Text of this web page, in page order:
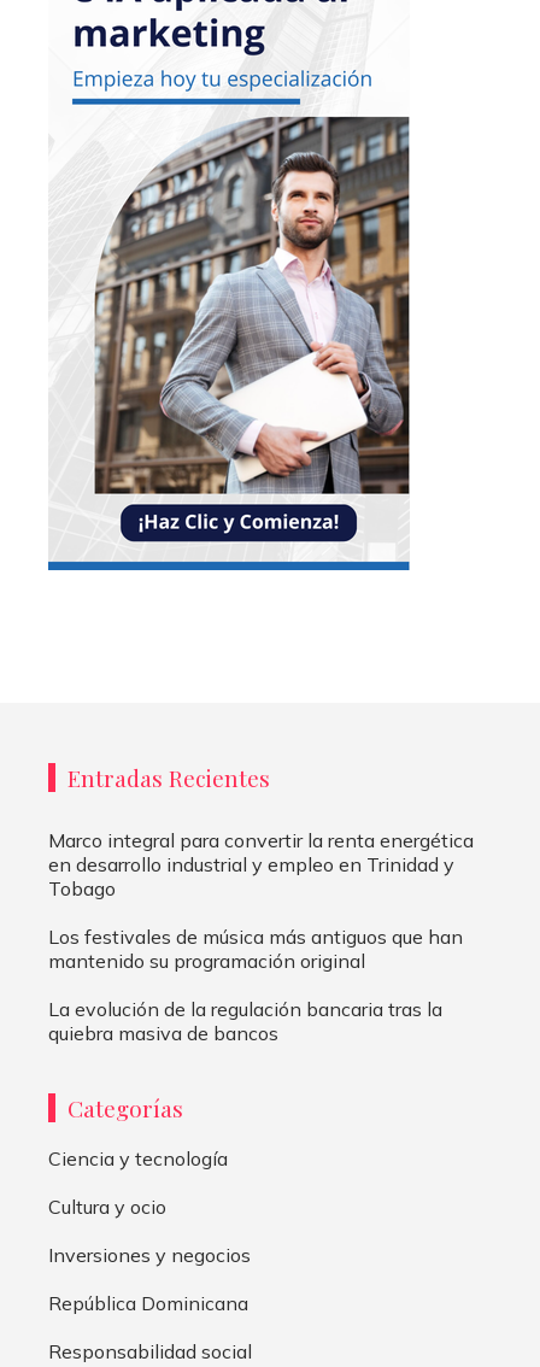
Entradas Recientes
Marco integral para convertir la renta energética
en desarrollo industrial y empleo en Trinidad y
Tobago
Los festivales de música más antiguos que han
mantenido su programación original
La evolución de la regulación bancaria tras la
quiebra masiva de bancos
Categorías
Ciencia y tecnología
Cultura y ocio
Inversiones y negocios
República Dominicana
Responsabilidad social